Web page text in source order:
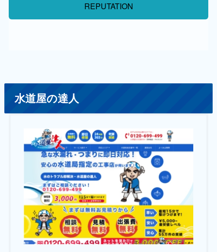
REPUTATION
水道屋の達人